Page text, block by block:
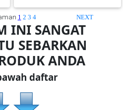
1 2 3 4 NEXT
INI SANGAT
SEBARKAN
ANDA
daftar